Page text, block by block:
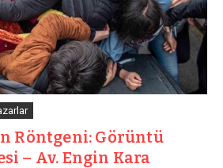
Röntgeni: Görüntü
– Av. Engin Kara